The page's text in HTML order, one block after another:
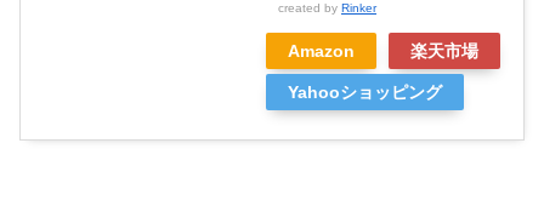
created by Rinker
Amazon 楽天市場
Yahooショッピング